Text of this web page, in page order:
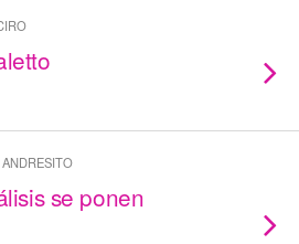
se ponen